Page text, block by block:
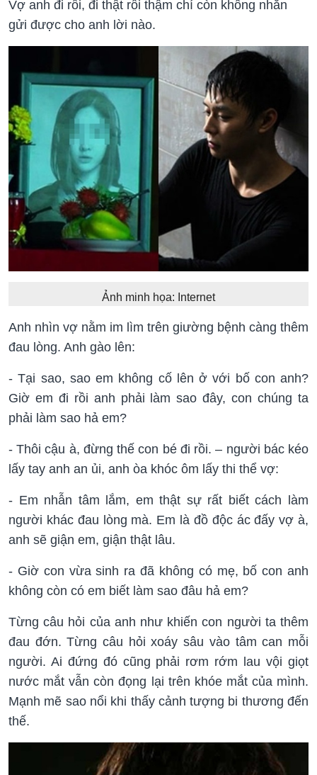
Vợ anh đi rồi, đi thật rồi thậm chí còn không nhắn
gửi được cho anh lời nào.
Ảnh minh họa: Internet
Anh nhìn vợ nằm im lìm trên giường bệnh càng thêm
đau lòng. Anh gào lên:
- Tại sao, sao em không cố lên ở với bố con anh?
Giờ em đi rồi anh phải làm sao đây, con chúng ta
phải làm sao hả em?
- Thôi cậu à, đừng thế con bé đi rồi. – người bác kéo
lấy tay anh an ủi, anh òa khóc ôm lấy thi thể vợ:
- Em nhẫn tâm lắm, em thật sự rất biết cách làm
người khác đau lòng mà. Em là đồ độc ác đấy vợ à,
anh sẽ giận em, giận thật lâu.
- Giờ con vừa sinh ra đã không có mẹ, bố con anh
không còn có em biết làm sao đâu hả em?
Từng câu hỏi của anh như khiến con người ta thêm
đau đớn. Từng câu hỏi xoáy sâu vào tâm can mỗi
người. Ai đứng đó cũng phải rơm rớm lau vội giọt
nước mắt vẫn còn đọng lại trên khóe mắt của mình.
Mạnh mẽ sao nổi khi thấy cảnh tượng bi thương đến
thế.